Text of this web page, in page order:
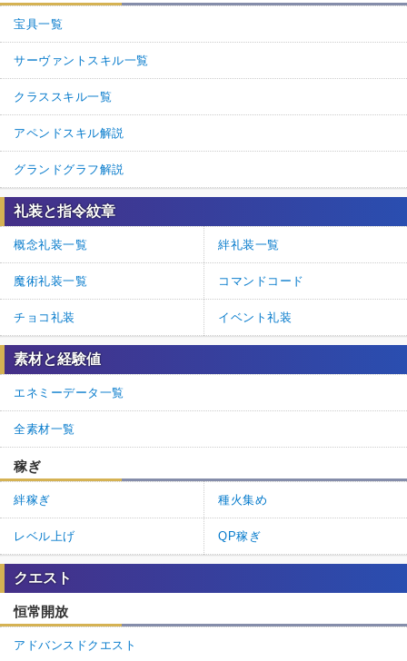
宝具一覧
サーヴァントスキル一覧
クラススキル一覧
アペンドスキル解説
グランドグラフ解説
礼装と指令紋章
概念礼装一覧 絆礼装一覧
魔術礼装一覧 コマンドコード
チョコ礼装 イベント礼装
素材と経験値
エネミーデータ一覧
全素材一覧
稼ぎ
絆稼ぎ 種火集め
レベル上げ QP稼ぎ
クエスト
恒常開放
アドバンスドクエスト